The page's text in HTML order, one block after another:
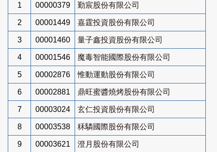
1 00000379 勤宸股份有限公司
2 00001449 嘉霆投資股份有限公司
3 00001460 量子鑫投資股份有限公司
4 00001546 魔毒智能國際股份有限公司
5 00002876 惟動運動股份有限公司
6 00002881 鼎旺蜜醬燒烤股份有限公司
7 00003024 玄仁投資股份有限公司
8 00003538 秝驎國際股份有限公司
9 00003621 澄月股份有限公司